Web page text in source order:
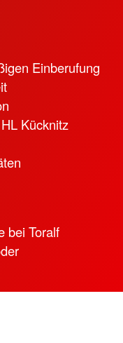
Einberufung
Kücknitz
bei Toralf